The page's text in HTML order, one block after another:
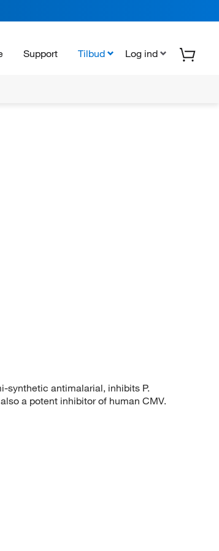
Support Tilbud Log ind
synthetic antimalarial, inhibits P.
a potent inhibitor of human CMV.